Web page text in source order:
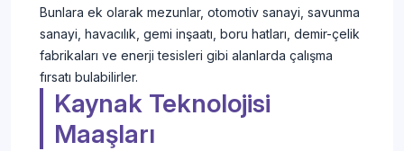
Bunlara ek olarak mezunlar, otomotiv sanayi, savunma
sanayi, havacılık, gemi inşaatı, boru hatları, demir-çelik
fabrikaları ve enerji tesisleri gibi alanlarda çalışma
fırsatı bulabilirler.
Kaynak Teknolojisi
Maaşları